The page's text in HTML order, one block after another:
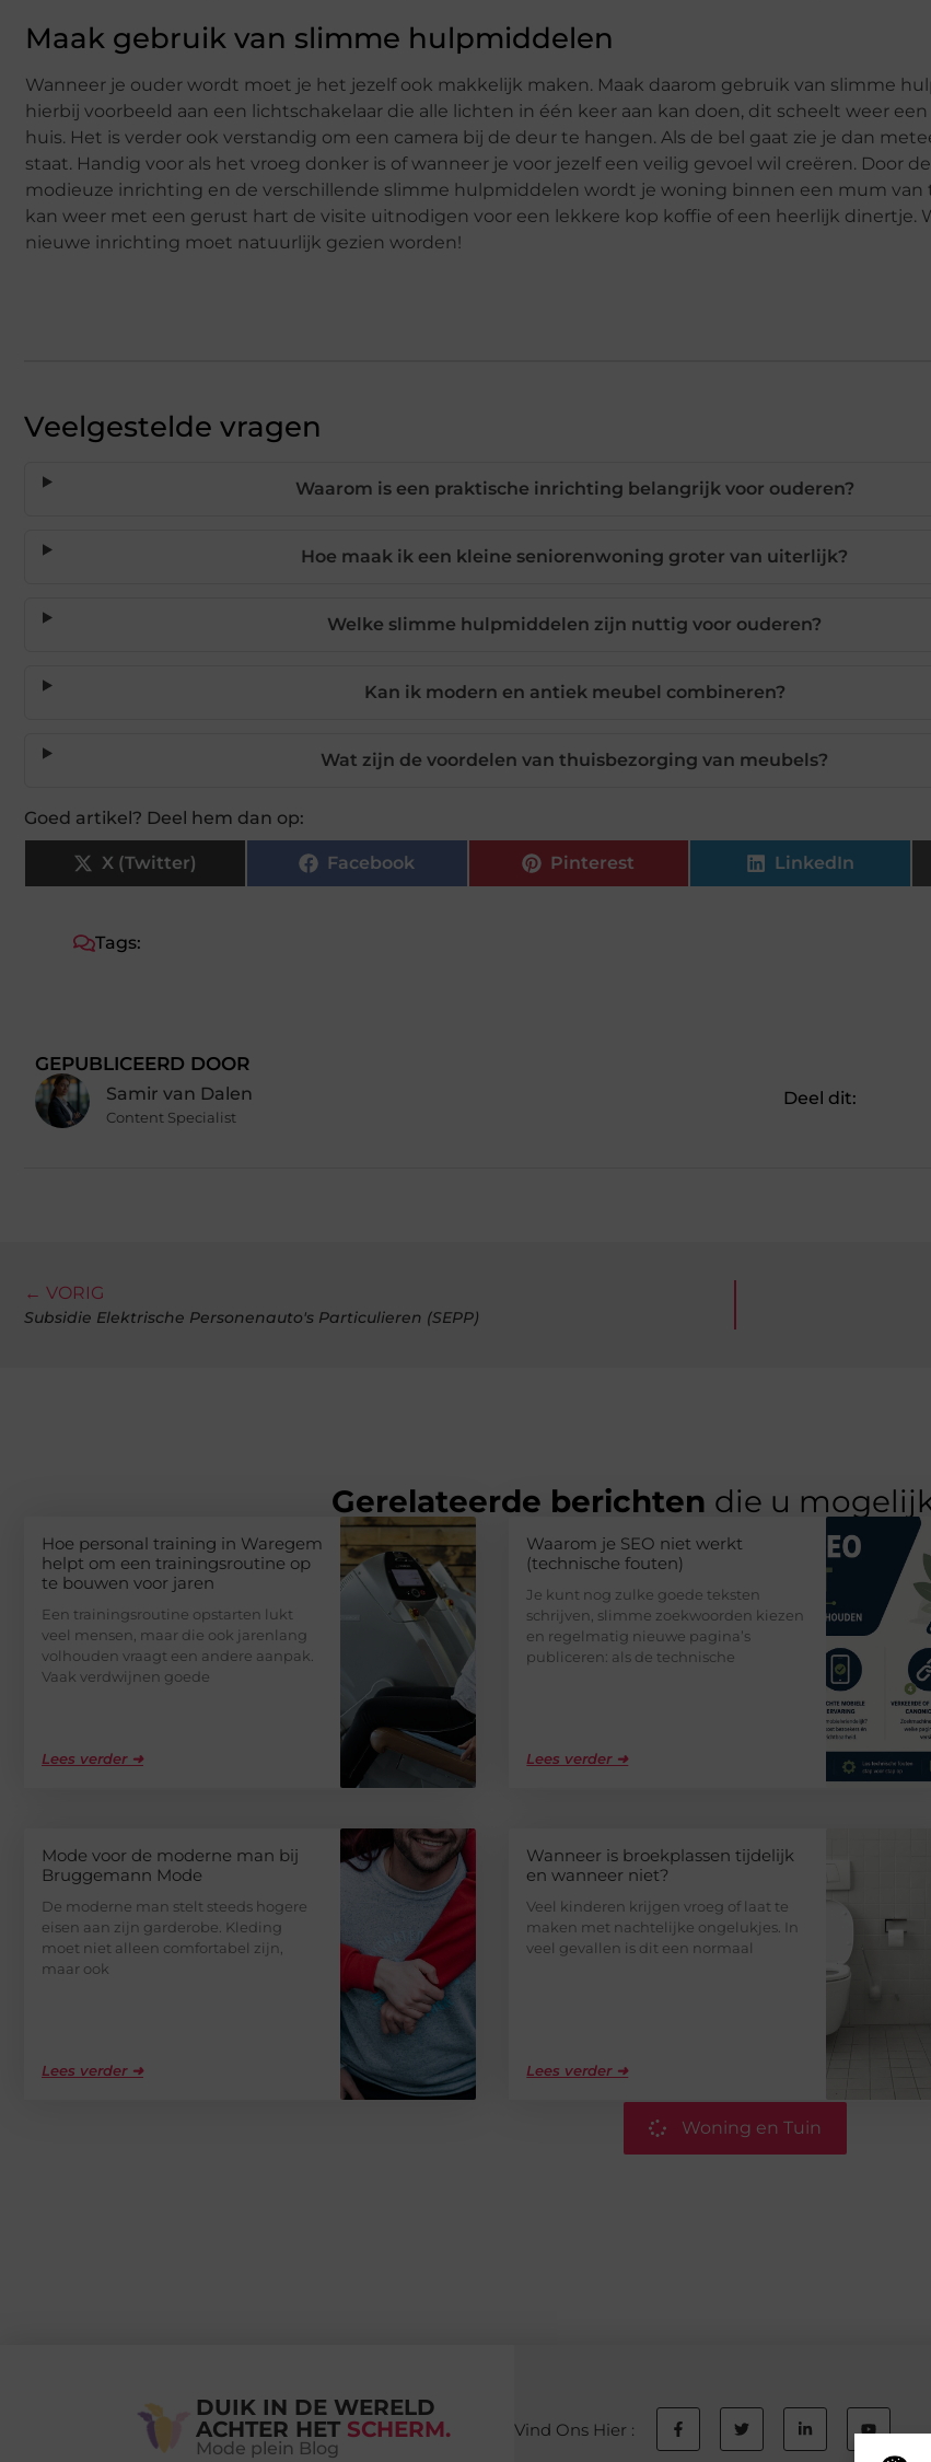
Maak gebruik van slimme hulpmiddelen
Wanneer je ouder wordt moet je het jezelf ook makkelijk maken. Maak daarom gebruik van slimme
hierbij voorbeeld aan een lichtschakelaar die alle lichten in één keer aan kan doen, dit scheelt weer
huis. Het is verder ook verstandig om een camera bij de deur te hangen. Als de bel gaat zie je dan
staat. Handig voor als het vroeg donker is of wanneer je voor jezelf een veilig gevoel wil creëren. Door
modieuze inrichting en de verschillende slimme hulpmiddelen wordt je woning binnen een mum van
kan weer met een gerust hart de visite uitnodigen voor een lekkere kop koffie of een heerlijk dinertje.
nieuwe inrichting moet natuurlijk gezien worden!
Veelgestelde vragen
Waarom is een praktische inrichting belangrijk voor ouderen?
Hoe maak ik een kleine seniorenwoning groter van uiterlijk?
Welke slimme hulpmiddelen zijn nuttig voor ouderen?
Kan ik modern en antiek meubel combineren?
Wat zijn de voordelen van thuisbezorging van meubels?
Goed artikel? Deel hem dan op:
X (Twitter) Facebook Pinterest LinkedIn
Tags:
GEPUBLICEERD DOOR
Samir van Dalen
Content Specialist
Deel dit:
← VORIG
Subsidie Elektrische Personenauto's Particulieren (SEPP)
Gerelateerde berichten die u
Hoe personal training in Waregem
helpt om een trainingsroutine op
te bouwen voor jaren
Een trainingsroutine opstarten lukt
veel mensen, maar die ook jarenlang
volhouden vraagt een andere aanpak.
Vaak verdwijnen goede
Lees verder ➜
Waarom je SEO niet werkt
(technische fouten)
Je kunt nog zulke goede teksten
schrijven, slimme zoekwoorden kiezen
en regelmatig nieuwe pagina’s
publiceren: als de technische
Lees verder ➜
Mode voor de moderne man bij
Bruggemann Mode
De moderne man stelt steeds hogere
eisen aan zijn garderobe. Kleding
moet niet alleen comfortabel zijn,
maar ook
Lees verder ➜
Wanneer is broekplassen tijdelijk
en wanneer niet?
Veel kinderen krijgen vroeg of laat te
maken met nachtelijke ongelukjes. In
veel gevallen is dit een normaal
Lees verder ➜
Woning en Tuin
DUIK IN DE WERELD
ACHTER HET SCHERM.
Mode plein Blog
Vind Ons Hier :